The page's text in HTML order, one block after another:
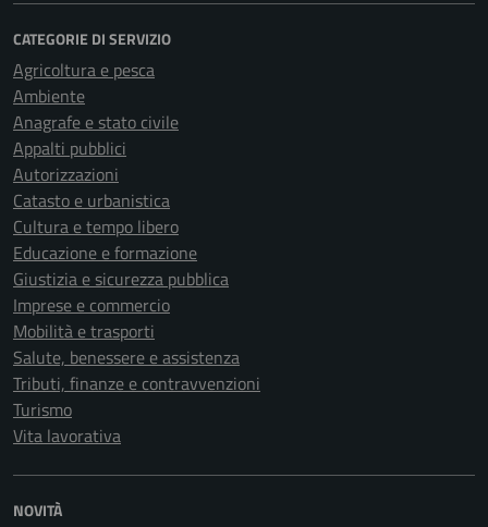
CATEGORIE DI SERVIZIO
Agricoltura e pesca
Ambiente
Anagrafe e stato civile
Appalti pubblici
Autorizzazioni
Catasto e urbanistica
Cultura e tempo libero
Educazione e formazione
Giustizia e sicurezza pubblica
Imprese e commercio
Mobilità e trasporti
Salute, benessere e assistenza
Tributi, finanze e contravvenzioni
Turismo
Vita lavorativa
NOVITÀ